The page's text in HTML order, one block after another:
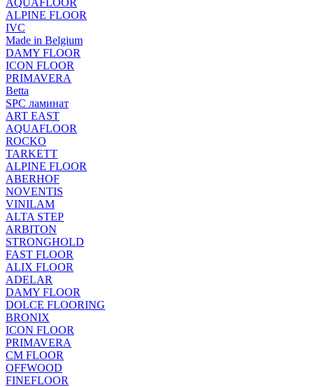
AQUAFLOOR
ALPINE FLOOR
IVC
Made in Belgium
DAMY FLOOR
ICON FLOOR
PRIMAVERA
Betta
SPC ламинат
ART EAST
AQUAFLOOR
ROCKO
TARKETT
ALPINE FLOOR
ABERHOF
NOVENTIS
VINILAM
ALTA STEP
ARBITON
STRONGHOLD
FAST FLOOR
ALIX FLOOR
ADELAR
DAMY FLOOR
DOLCE FLOORING
BRONIX
ICON FLOOR
PRIMAVERA
CM FLOOR
OFFWOOD
FINEFLOOR